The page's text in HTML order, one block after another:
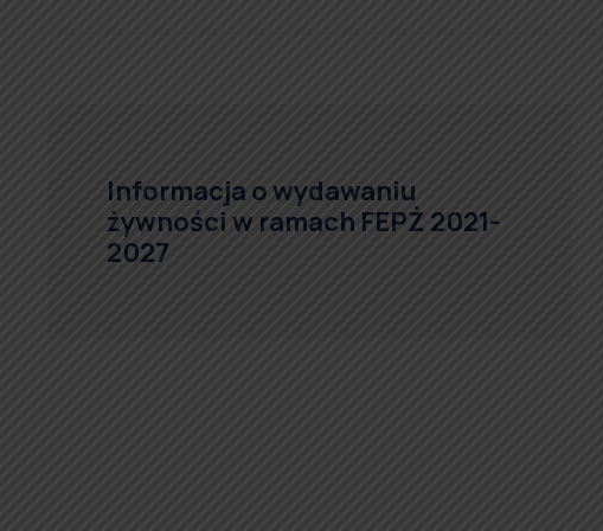
Informacja o wydawaniu
żywności w ramach FEPŻ 2021-
2027